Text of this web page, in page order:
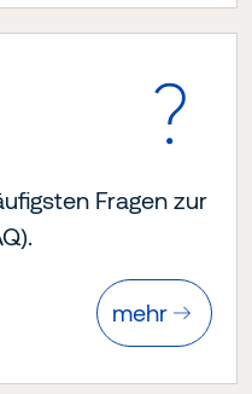
Fragen zur
mehr